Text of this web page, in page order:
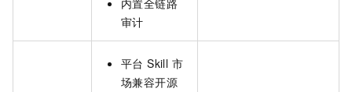
内置全链路
审计
平台 Skill 市
场兼容开源